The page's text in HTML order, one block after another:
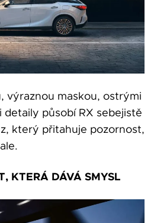
výraznou maskou, ostrými
detaily působí RX sebejistě
který přitahuje pozornost,
KTERÁ DÁVÁ SMYSL